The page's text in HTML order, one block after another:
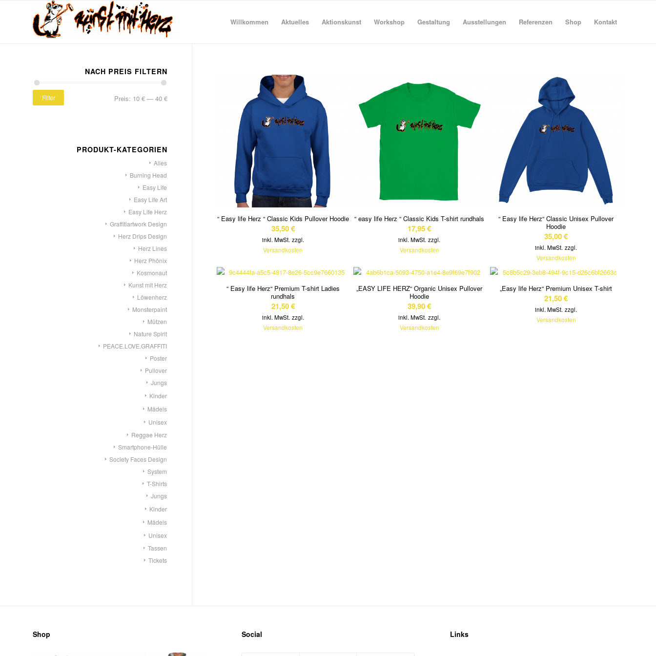
Willkommen Aktuelles Aktionskunst Workshop Gestaltung Ausstellungen Referenzen Shop Kontakt
“ Easy life Herz “ Classic Kids Pullover Hoodie
35,50€
inkl. MwSt. zzgl.
Versandkosten
“ easy life Herz “ Classic Kids T-shirt rundhals
17,95€
inkl. MwSt. zzgl.
Versandkosten
“ Easy life Herz“ Classic Unisex Pullover
Hoodie
35,00€
inkl. MwSt. zzgl.
Versandkosten
“ Easy life Herz“ Premium T-shirt Ladies
rundhals
21,50€
inkl. MwSt. zzgl.
Versandkosten
„EASY LIFE HERZ“ Organic Unisex Pullover
Hoodie
39,90€
inkl. MwSt. zzgl.
Versandkosten
„Easy life Herz“ Premium Unisex T-shirt
21,50€
inkl. MwSt. zzgl.
Versandkosten
NACH PREIS FILTERN
Filter Preis: 10 €— 40 €
PRODUKT-KATEGORIEN
Alles
Burning Head
Easy Life
Easy Life Art
Easy Life Herz
Graffitiartwork Design
Herz Drips Design
Herz Lines
Herz Phönix
Kosmonaut
Kunst mit Herz
Löwenherz
Monsterpaint
Mützen
Nature Spirit
PEACE.LOVE.GRAFFITI
Poster
Pullover
Jungs
Kinder
Mädels
Unisex
Reggae Herz
Smartphone-Hülle
Society Faces Design
System
T-Shirts
Jungs
Kinder
Mädels
Unisex
Tassen
Tickets
Shop Social Links